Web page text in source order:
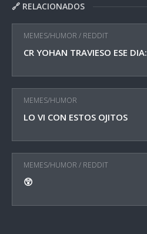
🔗 RELACIONADOS
MEMES/HUMOR / REDDIT
CR YOHAN TRAVIESO ESE DIA:
MEMES/HUMOR
LO VI CON ESTOS OJITOS
MEMES/HUMOR / REDDIT
😲